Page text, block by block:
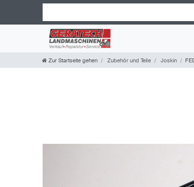
Zur Startseite gehen Zubehör und Teile Joskin